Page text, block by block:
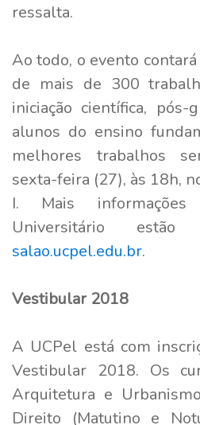
ressalta.
Ao todo, o evento
de mais de 300
iniciação científica, pós-
alunos do ensino
melhores trabalhos
sexta-feira (27), às 18h,
I. Mais
Universitário
salao.ucpel.edu.br.
Vestibular 2018
A UCPel está com
Vestibular 2018. Os
Arquitetura e
Direito (Matutino e